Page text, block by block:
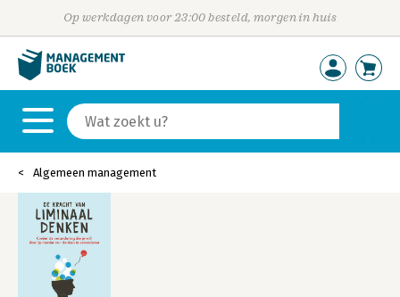
Op werkdagen voor 23:00 besteld, morgen in huis
Algemeen management